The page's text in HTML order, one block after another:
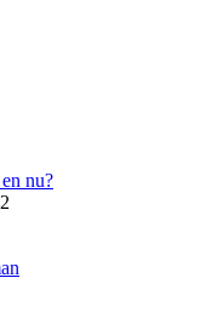
nu?